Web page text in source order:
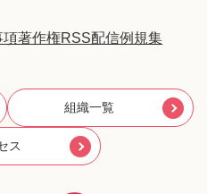
項著作権RSS配信例規集
組織一覧
ス